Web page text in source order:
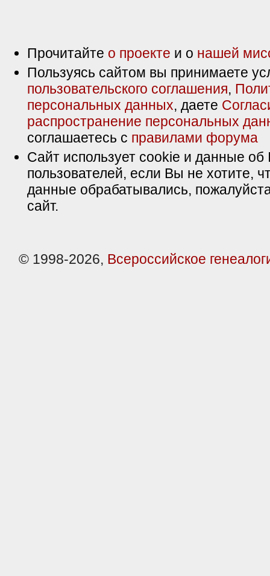
Прочитайте о проекте и о нашей
Пользуясь сайтом вы принимаете
пользовательского соглашения,
персональных данных, даете
распространение персональных
соглашаетесь с правилами форума
Сайт использует cookie и данные об
пользователей, если Вы не хотите,
данные обрабатывались,
сайт.
© 1998-2026, Всероссийское